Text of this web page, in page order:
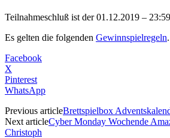
Teilnahmeschluß ist der 01.12.2019 –
Es gelten die folgenden Gewinnspielregeln.
Facebook
X
Pinterest
WhatsApp
Previous articleBrettspielbox
Next articleCyber Monday Wochende
Christoph